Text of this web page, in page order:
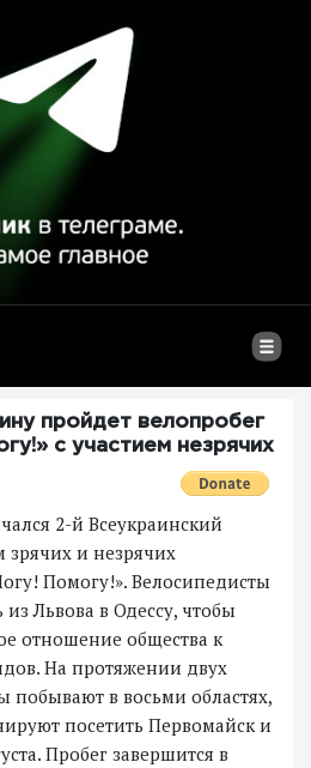
пройдет велопробег
с участием незрячих
2-й Всеукраинский
зрячих и незрячих
Помогу!». Велосипедисты
из Львова в Одессу, чтобы
отношение общества к
На протяжении двух
побывают в восьми областях,
посетить Первомайск и
Пробег завершится в